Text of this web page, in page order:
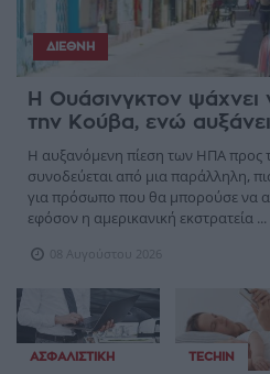
ΔΙΕΘΝΉ
Η Ουάσινγκτον ψάχνει
την Κούβα, ενώ
Η αυξανόμενη πίεση των ΗΠΑ προς
συνοδεύεται από μια παράλληλη,
για πρόσωπο που θα μπορούσε να
εφόσον η αμερικανική εκστρατεία ...
08 Αυγούστου 2026
ΑΣΦΑΛΙΣΤΙΚΉ TECHIN